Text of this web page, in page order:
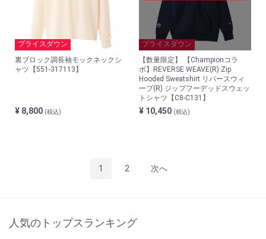
プライスダウン
裏ブロック調長袖モックネックシ
ャツ【551-317113】
¥ 8,800 (税込)
プライスダウン
【数量限定】 【Championコラ
ボ】REVERSE WEAVE(R) Zip
Hooded Sweatshirt リバースウィ
ーブ(R) ジップフーデッドスウェッ
トシャツ【C8-C131】
¥ 10,450 (税込)
1 2 次へ
人気のトップスランキング